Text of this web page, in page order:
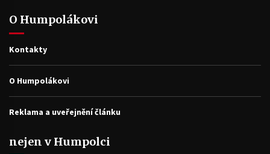
O Humpolákovi
Kontakty
O Humpolákovi
Reklama a uveřejnění článku
nejen v Humpolci